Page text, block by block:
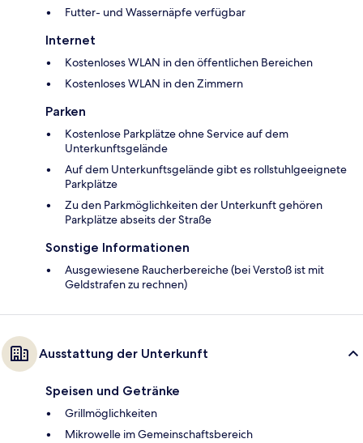
Futter- und Wassernäpfe verfügbar
Internet
Kostenloses WLAN in den öffentlichen Bereichen
Kostenloses WLAN in den Zimmern
Parken
Kostenlose Parkplätze ohne Service auf dem
Unterkunftsgelände
Auf dem Unterkunftsgelände gibt es rollstuhlgeeignete
Parkplätze
Zu den Parkmöglichkeiten der Unterkunft gehören
Parkplätze abseits der Straße
Sonstige Informationen
Ausgewiesene Raucherbereiche (bei Verstoß ist mit
Geldstrafen zu rechnen)
Ausstattung der Unterkunft
Speisen und Getränke
Grillmöglichkeiten
Mikrowelle im Gemeinschaftsbereich